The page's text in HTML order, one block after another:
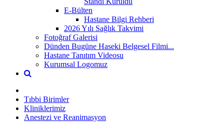
E-Bülten
Hastane Bilgi Rehberi
2026 Yılı Sağlık Takvimi
Fotoğraf Galerisi
Dünden Bugüne Haseki Belgesel Filmi...
Hastane Tanıtım Videosu
Kurumsal Logomuz
Tıbbi Birimler
Kliniklerimiz
Anestezi ve Reanimasyon